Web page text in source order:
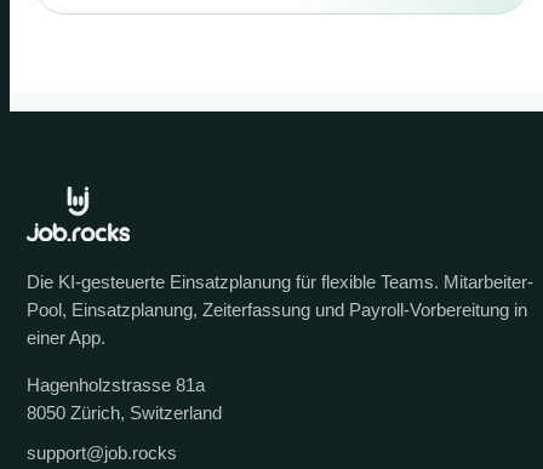
Die KI-gesteuerte Einsatzplanung für flexible Teams. Mitarbeiter-
Pool, Einsatzplanung, Zeiterfassung und Payroll-Vorbereitung in
einer App.
Hagenholzstrasse 81a
8050 Zürich, Switzerland
support@job.rocks